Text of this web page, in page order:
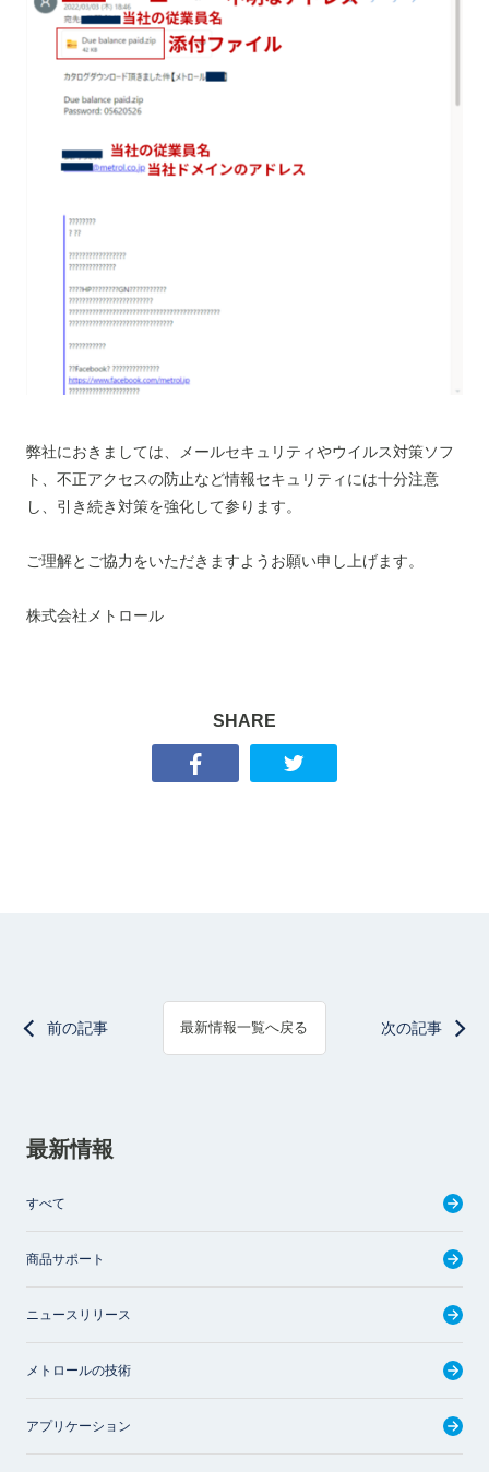
弊社におきましては、メールセキュリティやウイルス対策ソフ
ト、不正アクセスの防止など情報セキュリティには十分注意
し、引き続き対策を強化して参ります。
ご理解とご協力をいただきますようお願い申し上げます。
株式会社メトロール
SHARE
前の記事 最新情報一覧へ戻る 次の記事
最新情報
すべて
商品サポート
ニュースリリース
メトロールの技術
アプリケーション